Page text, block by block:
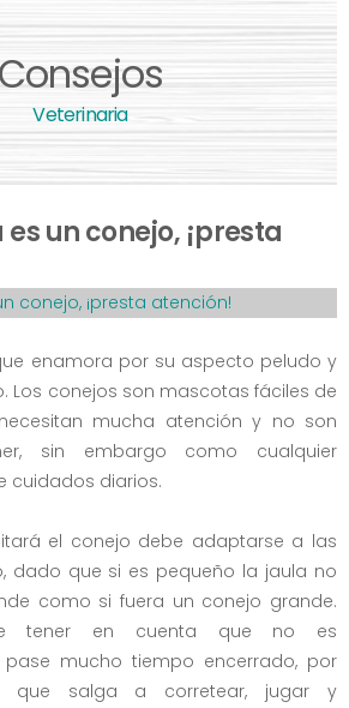
Consejos
Veterinaria
un conejo, ¡presta
enamora por su aspecto peludo y
Los conejos son mascotas fáciles de
mucha atención y no son
sin embargo como cualquier
cuidados diarios.
el conejo debe adaptarse a las
dado que si es pequeño la jaula no
como si fuera un conejo grande.
tener en cuenta que no es
mucho tiempo encerrado, por
que salga a corretear, jugar y